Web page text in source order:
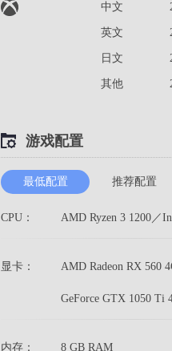
中文
英文
日文
其他
游戏配置
最低配置 推荐配置
CPU： AMD Ryzen 3 1200／
显卡： AMD Radeon RX 560
GeForce GTX 1050 Ti
内存： 8 GB RAM